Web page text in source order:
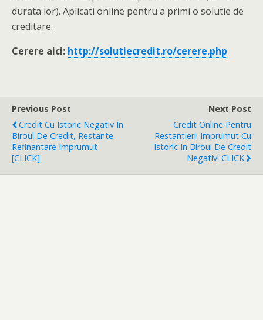
durata lor). Aplicati online pentru a primi o solutie de
creditare.
Cerere aici: http://solutiecredit.ro/cerere.php
Previous Post
Credit Cu Istoric Negativ In
Biroul De Credit, Restante.
Refinantare Imprumut
[CLICK]
Next Post
Credit Online Pentru
Restantieri! Imprumut Cu
Istoric In Biroul De Credit
Negativ! CLICK